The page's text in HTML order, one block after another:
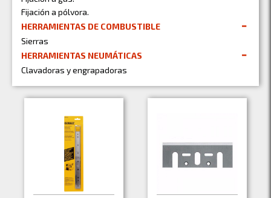
Fijación a pólvora.
HERRAMIENTAS DE COMBUSTIBLE
Sierras
HERRAMIENTAS NEUMÁTICAS
Clavadoras y engrapadoras